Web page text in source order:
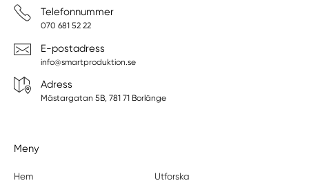
Telefonnummer
070 681 52 22
E-postadress
info@smartproduktion.se
Adress
Mästargatan 5B, 781 71 Borlänge
Meny
Hem Utforska